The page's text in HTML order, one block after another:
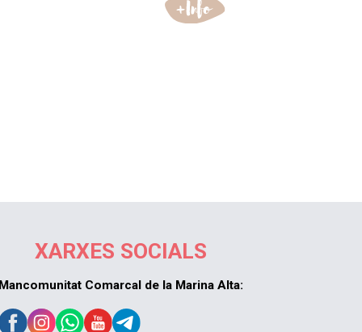
XARXES SOCIALS
Mancomunitat Comarcal de la Marina Alta: